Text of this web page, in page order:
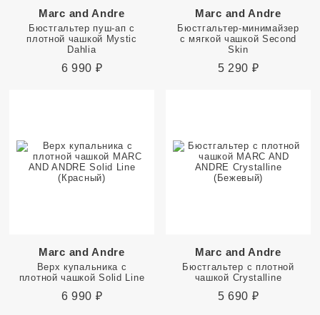
Marc and Andre
Бюстгальтер пуш-ап с
плотной чашкой Mystic
Dahlia
6 990 ₽
Marc and Andre
Бюстгальтер-минимайзер
с мягкой чашкой Second
Skin
5 290 ₽
Marc and Andre
Верх купальника с
плотной чашкой Solid Line
6 990 ₽
Marc and Andre
Бюстгальтер с плотной
чашкой Crystalline
5 690 ₽